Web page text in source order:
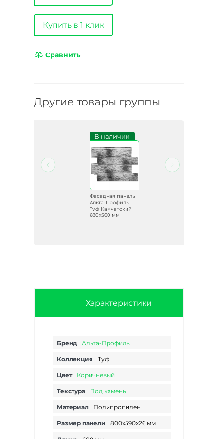
Купить в 1 клик
Сравнить
Другие товары группы
В наличии
Фасадная панель
Альта-Профиль
Туф Камчатский
680х560 мм
Характеристики
Бренд Альта-Профиль
Коллекция Туф
Цвет Коричневый
Текстура Под камень
Материал Полипропилен
Размер панели 800х590х26 мм